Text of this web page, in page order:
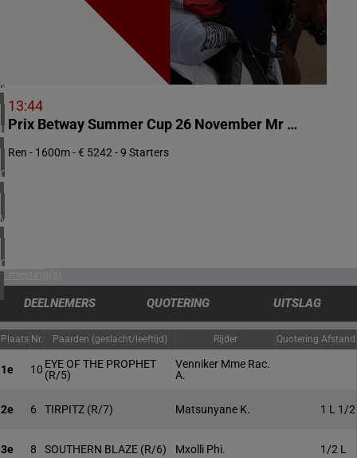
VERENIGD KONINKRIJK
4 meeting(s)
IERLAND
1 meeting(s)
CHILI
1 meeting(s)
VERENIGDE STATEN
3 meeting(s)
CANADA
1 meeting(s)
13:44
Prix Betway Summer Cup 26 November Mr 80 Divided Handicap
Ren - 1600m - € 5242 - 9 Starters
DEELNEMERS QUOTERING UITSLAG
Plaats Nr. Paarden (geslacht/leeftijd) Rijder Quotering Afstand
1e 10 EYE OF THE PROPHET
(R/5)
Venniker Mme Rac.
A.
2e 6 TIRPITZ (R/7) Matsunyane K. 1 L 1/2
3e 8 SOUTHERN BLAZE (R/6) Mxolli Phi. 1/2 L